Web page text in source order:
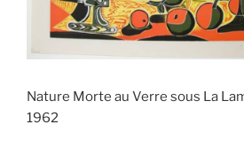
Nature Morte au Verre sous La
1962